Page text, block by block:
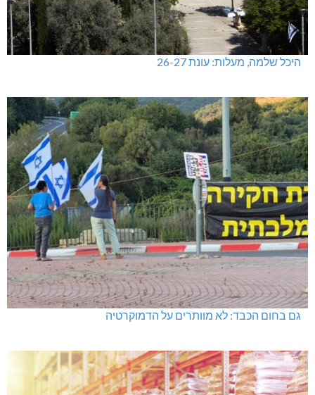
היכל שלמה, מעלות: עונת 26-27
גם בחום הכבד: לא מוותרים על הדמוקרטיה